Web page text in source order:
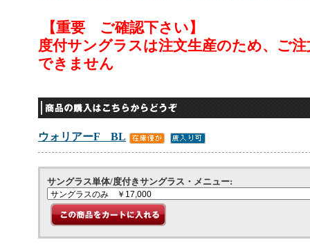
【重要 ご確認下さい】
度付サングラスは注文生産のため、ご
できません
ウォリアーF BL
サングラス単体/度付きサングラス・メニュー: